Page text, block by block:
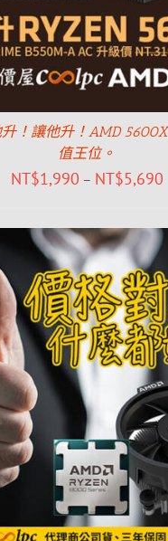
！讓他升！AMD
值王位。
NT$1,990 – NT$5,690